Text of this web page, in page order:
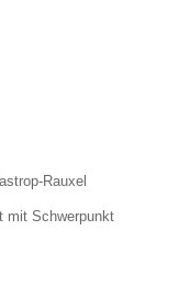
Rauxel
mit Schwerpunkt